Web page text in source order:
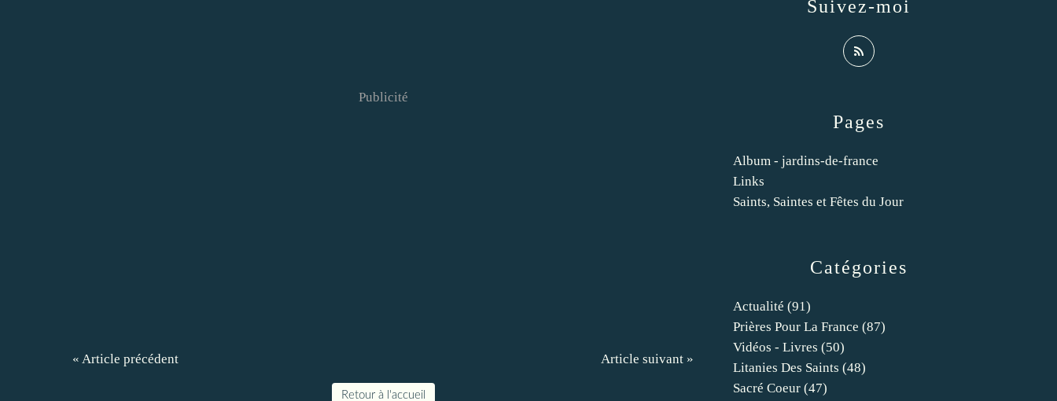
Publicité
« Article précédent Article suivant »
Retour à l'accueil
Catégories
Actualité (91)
Prières Pour La France (87)
Vidéos - Livres (50)
Litanies Des Saints (48)
Sacré Coeur (47)
Pages
Album - jardins-de-france
Links
Saints, Saintes et Fêtes du Jour
Suivez-moi